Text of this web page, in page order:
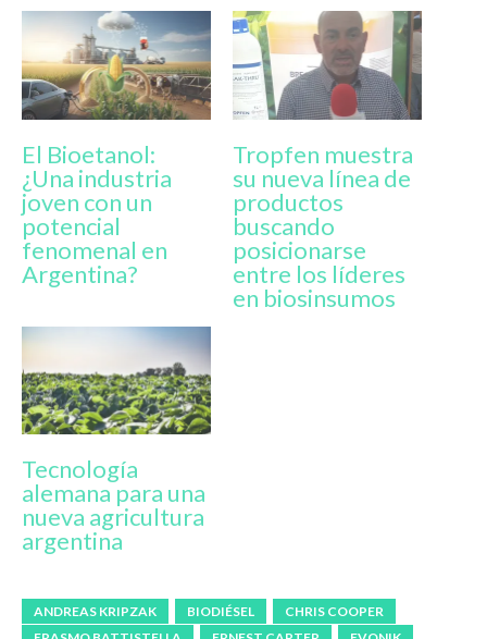
El Bioetanol:
¿Una industria
joven con un
potencial
fenomenal en
Argentina?
Tropfen muestra
su nueva línea de
productos
buscando
posicionarse
entre los líderes
en biosinsumos
Tecnología
alemana para una
nueva agricultura
argentina
ANDREAS KRIPZAK BIODIÉSEL
CHRIS COOPER